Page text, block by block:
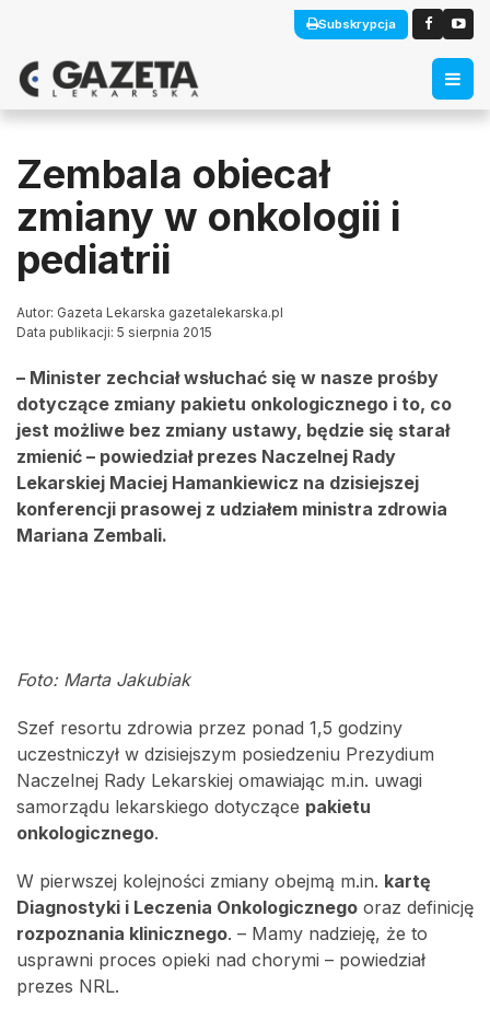
Subskrypcja
Zembala obiecał
zmiany w onkologii i
pediatrii
Autor: Gazeta Lekarska gazetalekarska.pl
Data publikacji: 5 sierpnia 2015
– Minister zechciał wsłuchać się w nasze prośby
dotyczące zmiany pakietu onkologicznego i to, co
jest możliwe bez zmiany ustawy, będzie się starał
zmienić – powiedział prezes Naczelnej Rady
Lekarskiej Maciej Hamankiewicz na dzisiejszej
konferencji prasowej z udziałem ministra zdrowia
Mariana Zembali.
Foto: Marta Jakubiak
Szef resortu zdrowia przez ponad 1,5 godziny
uczestniczył w dzisiejszym posiedzeniu Prezydium
Naczelnej Rady Lekarskiej omawiając m.in. uwagi
samorządu lekarskiego dotyczące pakietu
onkologicznego.
W pierwszej kolejności zmiany obejmą m.in. kartę
Diagnostyki i Leczenia Onkologicznego oraz definicję
rozpoznania klinicznego. – Mamy nadzieję, że to
usprawni proces opieki nad chorymi – powiedział
prezes NRL.